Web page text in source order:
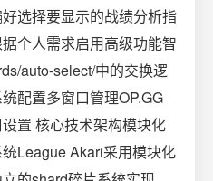
选择要显示的战绩分析指
个人需求启用高级功能智
auto-select/中的交换逻
配置多窗口管理OP.GG
置 核心技术架构模块化
League Akari采用模块化